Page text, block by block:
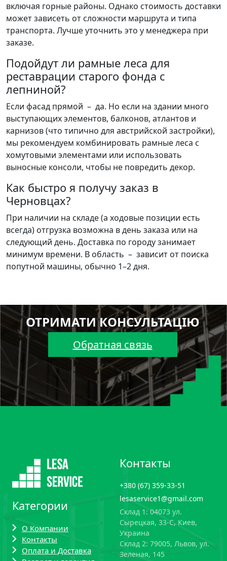
включая горные районы. Однако стоимость доставки
может зависеть от сложности маршрута и типа
транспорта. Лучше уточнить это у менеджера при
заказе.
Подойдут ли рамные леса для
реставрации старого фонда с
лепниной?
Если фасад прямой – да. Но если на здании много
выступающих элементов, балконов, атлантов и
карнизов (что типично для австрийской застройки),
мы рекомендуем комбинировать рамные леса с
хомутовыми элементами или использовать
выносные консоли, чтобы не повредить декор.
Как быстро я получу заказ в
Черновцах?
При наличии на складе (а ходовые позиции есть
всегда) отгрузка возможна в день заказа или на
следующий день. Доставка по городу занимает
минимум времени. В область – зависит от поиска
попутной машины, обычно 1–2 дня.
ОТРИМАТИ КОНСУЛЬТАЦІЮ
Обратная связь
Категории
О Компании
Контакты
Оплата и Доставка
Контакты
+380 (67) 359-33-51
lesaservice1@gmail.com
Склад 1: 04073 ул.
Сырецкая, 33-С, Киев,
Украина
Склад 2: 79005, Львов, ул.
Зеленая, 145